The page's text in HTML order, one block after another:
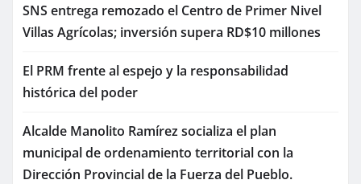
SNS entrega remozado el Centro de Primer Nivel
Villas Agrícolas; inversión supera RD$10 millones
El PRM frente al espejo y la responsabilidad
histórica del poder
Alcalde Manolito Ramírez socializa el plan
municipal de ordenamiento territorial con la
Dirección Provincial de la Fuerza del Pueblo.